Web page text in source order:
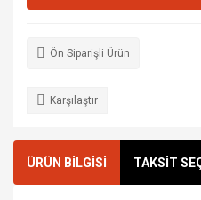
Ön Siparişli Ürün
Karşılaştır
ÜRÜN BİLGİSİ TAKSİT